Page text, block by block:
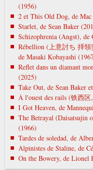
(1956)
2 et This Old Dog, de
Starlet, de Sean Baker
Schizophrenia (Angst),
Rébellion (上意討ち 拝領
de Masaki Kobayashi
Reflet dans un diamant
(2025)
Take Out, de Sean Baker
À l'ouest des rails (铁西
I Got Heaven, de
The Betrayal (Daisatsujin
(1966)
Tardes de soledad, de
Alpinistes de Staline, de
On the Bowery, de Lionel